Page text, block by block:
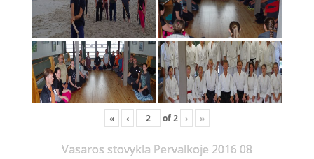
« ‹ of2 › »
Vasaros stovykla Pervalkoje 2016 08